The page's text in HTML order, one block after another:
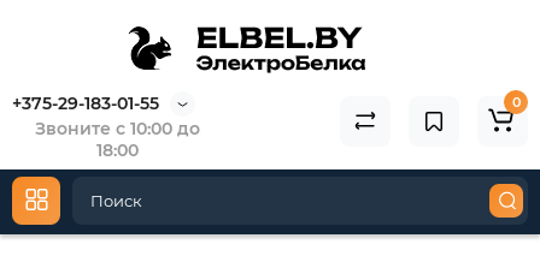
+375-29-183-01-55
Звоните с 10:00 до
18:00
0